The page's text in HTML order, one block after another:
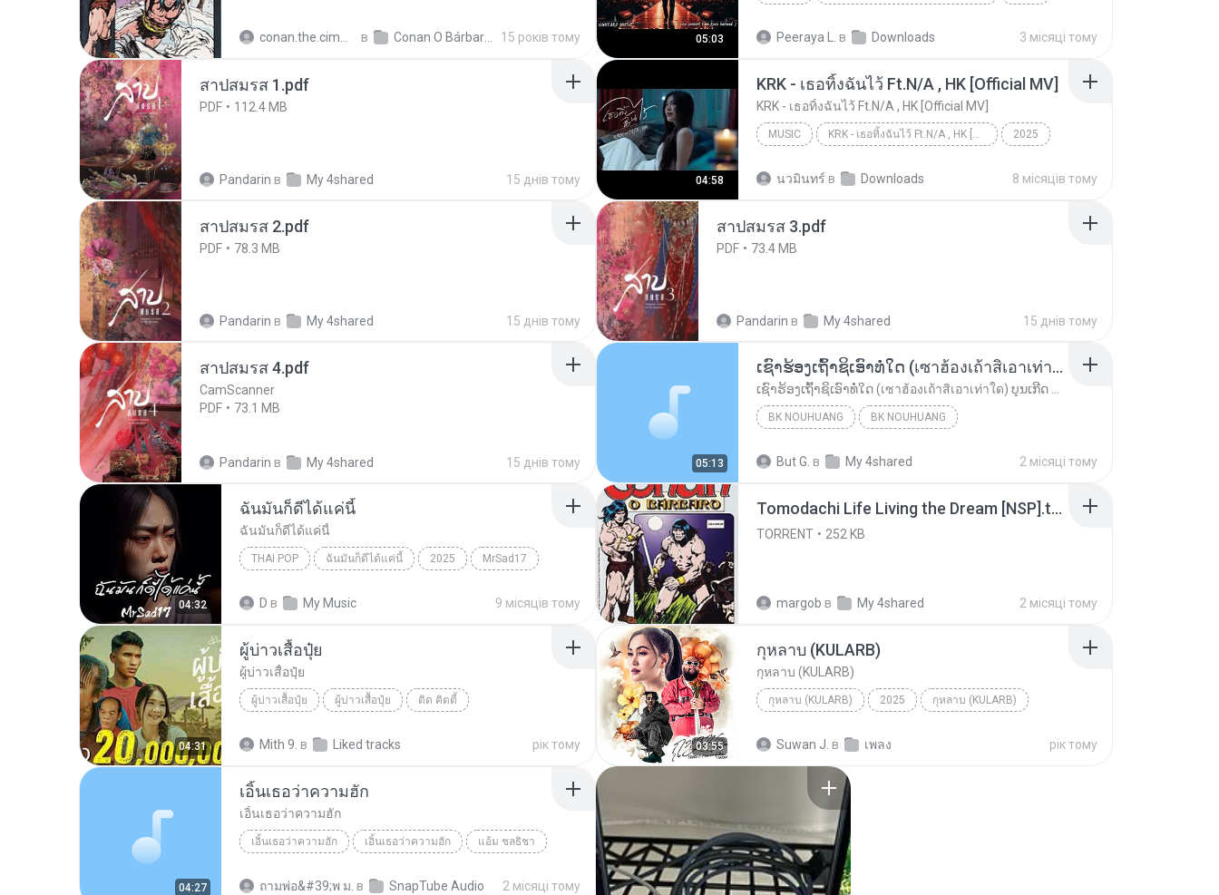
в 15 років тому 05:03 Peeraya L. в Downloads 3 місяці тому
สาปสมรส 1.pdf
PDF 112.4 MB
Pandarin в My 4shared 15 днів тому 04:58
KRK - เธอทิ้งฉันไว้ Ft.N/A , HK [Official MV]
KRK - เธอทิ้งฉันไว้ Ft.N/A , HK [Official MV]
MUSIC KRK - เธอทิ้งฉันไว้ Ft.N/A , HK [Official MV] 2025
นวมินทร์ в Downloads 8 місяців тому
สาปสมรส 2.pdf
PDF 78.3 MB
Pandarin в My 4shared 15 днів тому
สาปสมรส 3.pdf
PDF 73.4 MB
Pandarin в My 4shared 15 днів тому
สาปสมรส 4.pdf
CamScanner
PDF
73.1 MB
Pandarin в My 4shared 15 днів тому 05:13
ເຊົາຮ້ອງເຖົ້າຊິເອົາທໍ່ໃດ (เซาฮ้องเถ้าสิเอาเท่าใด) ບຸນເກີດ ຫນູຫ່ວງ ft. ໂສພາ ຈຸນທະລາ
BK NOUHUANG BK NOUHUANG
But G. в My 4shared 2 місяці тому
04:32
ฉันมันก็ดีได้แค่นี้
ฉันมันก็ดีได้แค่นี้
THAI POP ฉันมันก็ดีได้แค่นี้ 2025 MrSad17
D в My Music 9 місяців тому
Tomodachi Life Living the Dream [NSP].torrent
TORRENT 252 KB
margob в My 4shared 2 місяці тому
04:31
ผู้บ่าวเสื้อปุ๋ย
ผู้บ่าวเสื้อปุ๋ย
ผู้บ่าวเสื้อปุ๋ย ผู้บ่าวเสื้อปุ๋ย ดิด คิตตี้
Mith 9. в Liked tracks рік тому 03:55
กุหลาบ (KULARB)
กุหลาบ (KULARB)
กุหลาบ (KULARB) 2025 กุหลาบ (KULARB)
Suwan J. в เพลง рік тому
04:27
เอิ้นเธอว่าความฮัก
เอิ้นเธอว่าความฮัก
เอิ้นเธอว่าความฮัก เอิ้นเธอว่าความฮัก แอ้ม ชลธิชา
ถามพ่อ&#39;พ ม. в SnapTube Audio 2 місяці тому